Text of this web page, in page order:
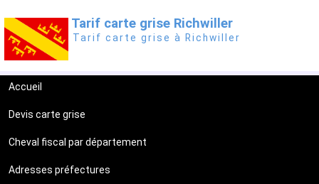
Tarif carte grise Richwiller
Tarif carte grise à Richwiller
Accueil
Devis carte grise
Cheval fiscal par département
Adresses préfectures